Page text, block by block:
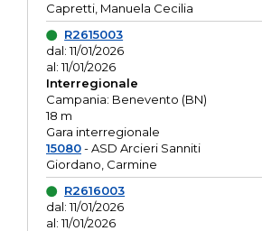
Capretti, Manuela Cecilia
R2615003
dal: 11/01/2026
al: 11/01/2026
Interregionale
Campania: Benevento (BN)
18 m
Gara interregionale
15080- ASD Arcieri Sanniti
Giordano, Carmine
R2616003
dal: 11/01/2026
al: 11/01/2026